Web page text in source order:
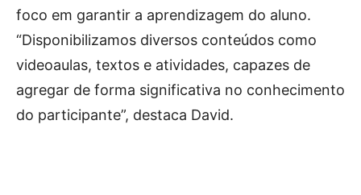
foco em garantir a aprendizagem do aluno.
“Disponibilizamos diversos conteúdos como
videoaulas, textos e atividades, capazes de
agregar de forma significativa no conhecimento
do participante”, destaca David.